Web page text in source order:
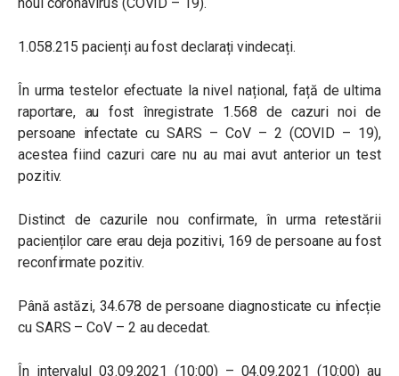
1.058.215 pacienți au fost declarați vindecați.
În urma testelor efectuate la nivel național, față de ultima
raportare, au fost înregistrate 1.568 de cazuri noi de
persoane infectate cu SARS – CoV – 2 (COVID – 19),
acestea fiind cazuri care nu au mai avut anterior un test
pozitiv.
Distinct de cazurile nou confirmate, în urma retestării
pacienților care erau deja pozitivi, 169 de persoane au fost
reconfirmate pozitiv.
Până astăzi, 34.678 de persoane diagnosticate cu infecție
cu SARS – CoV – 2 au decedat.
În intervalul 03.09.2021 (10:00) – 04.09.2021 (10:00) au